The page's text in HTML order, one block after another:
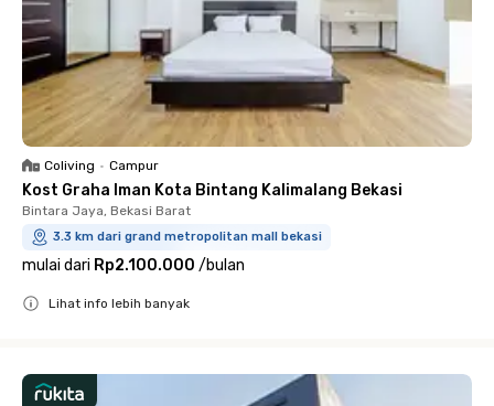
Coliving • Campur
Kost Graha Iman Kota Bintang Kalimalang Bekasi
Bintara Jaya, Bekasi Barat
3.3 km dari grand metropolitan mall bekasi
mulai dari Rp2.100.000 /bulan
Lihat info lebih banyak